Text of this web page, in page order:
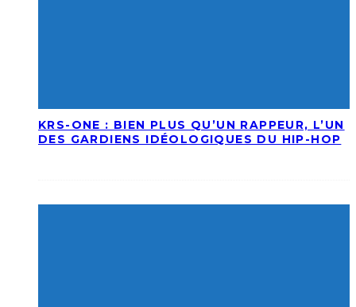
KRS-ONE : BIEN PLUS QU’UN RAPPEUR, L’UN
DES GARDIENS IDÉOLOGIQUES DU HIP-HOP